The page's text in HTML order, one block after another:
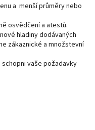
a menší průměry nebo
osvědčení a atestů.
hladiny dodávaných
zákaznické a množstevní
vaše požadavky